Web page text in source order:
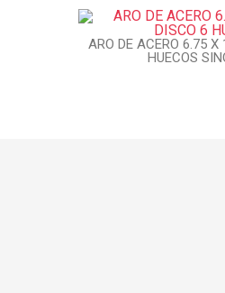
ARO DE ACERO 6.75 X
HUECOS